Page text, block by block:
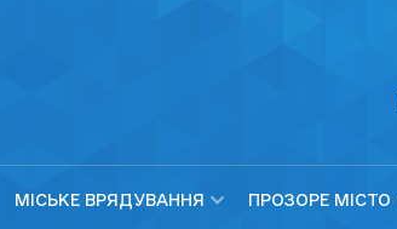
МІСЬКЕ ВРЯДУВАННЯ ПРОЗОРЕ МІСТО